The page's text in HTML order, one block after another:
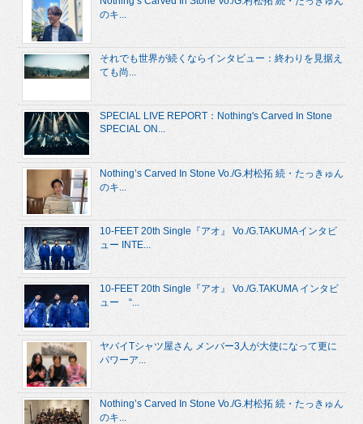
のキ...
それでも世界が続くならインタビュー：終わりを見据え
ても尚...
SPECIAL LIVE REPORT：Nothing's Carved In Stone
SPECIAL ON...
Nothing’s Carved In Stone Vo./G.村松拓 続・たっきゅん
のキ...
10-FEET 20th Single『アオ』 Vo./G.TAKUMAインタビ
ュー INTE...
10-FEET 20th Single『アオ』 Vo./G.TAKUMA インタビ
ュー “...
ヤバイTシャツ屋さん メンバー3人が大使になって更に
パワーア...
Nothing’s Carved In Stone Vo./G.村松拓 続・たっきゅん
のキ...